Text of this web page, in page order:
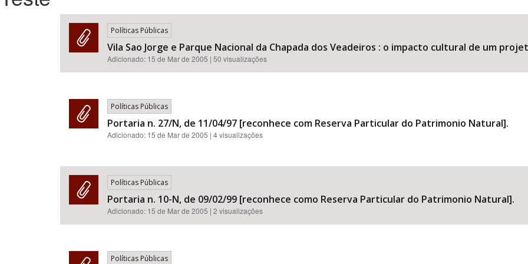
Área de Levantamento
Políticas Públicas
Vila Sao Jorge e Parque Nacional da Chapada dos Veadeiros : o impacto cultural de um
Adicionado: 15 de Mar de 2005 | 50 visualizações
Políticas Públicas
Portaria n. 27/N, de 11/04/97 [reconhece com Reserva Particular do Patrimonio Natural].
Adicionado: 15 de Mar de 2005 | 4 visualizações
Políticas Públicas
Portaria n. 10-N, de 09/02/99 [reconhece como Reserva Particular do Patrimonio Natural].
Adicionado: 15 de Mar de 2005 | 2 visualizações
Políticas Públicas